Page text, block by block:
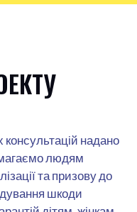
надано
людям
та призову до
шкоди